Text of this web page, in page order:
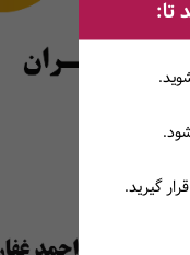
تا:
قرار گیرید.